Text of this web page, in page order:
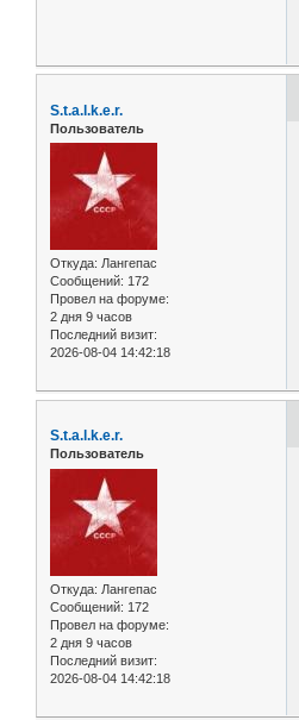
S.t.a.l.k.e.r.
Пользователь
Откуда: Лангепас
Сообщений: 172
Провел на форуме:
2 дня 9 часов
Последний визит:
2026-08-04 14:42:18
S.t.a.l.k.e.r.
Пользователь
Откуда: Лангепас
Сообщений: 172
Провел на форуме:
2 дня 9 часов
Последний визит:
2026-08-04 14:42:18